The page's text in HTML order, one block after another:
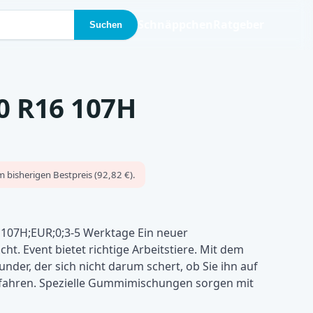
Suchen
R16 107H
bisherigen Bestpreis (92,82 €).
5 Werktage Ein neuer
Event bietet richtige Arbeitstiere. Mit dem
der sich nicht darum schert, ob Sie ihn auf
Spezielle Gummimischungen sorgen mit